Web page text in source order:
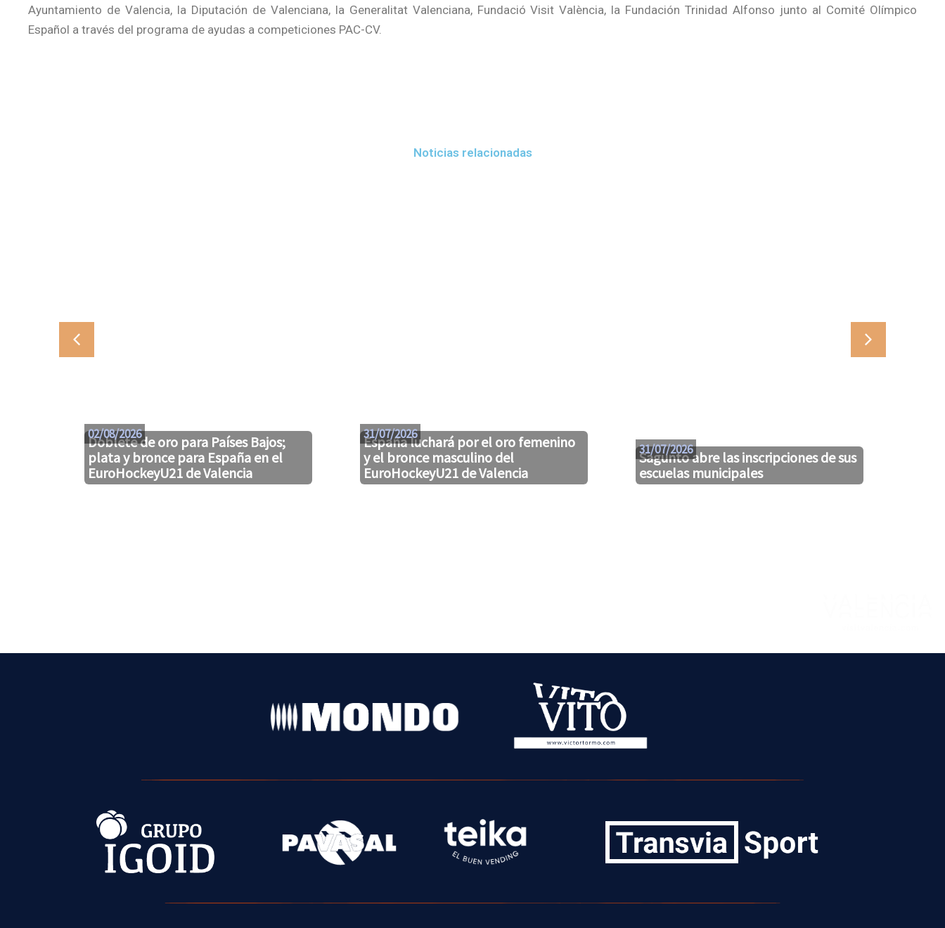
Ayuntamiento de Valencia, la Diputación de Valenciana, la Generalitat Valenciana, Fundació Visit València, la Fundación Trinidad Alfonso junto al Comité Olímpico
Español a través del programa de ayudas a competiciones PAC-CV.
Noticias relacionadas
Doblete de oro para Países Bajos;
plata y bronce para España en el
EuroHockeyU21 de Valencia
02/08/2026
España luchará por el oro femenino
y el bronce masculino del
EuroHockeyU21 de Valencia
31/07/2026
Sagunto abre las inscripciones de sus
escuelas municipales
31/07/2026